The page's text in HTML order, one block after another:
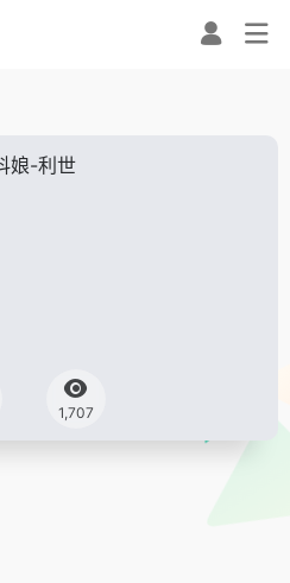
1,707